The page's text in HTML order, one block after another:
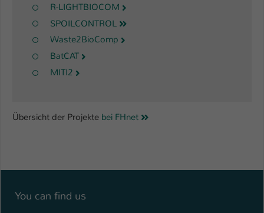
R-LIGHTBIOCOM
SPOILCONTROL
Waste2BioComp
BatCAT
MITI2
Übersicht der Projekte bei FHnet
You can find us